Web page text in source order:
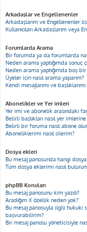
Arkadaşlar ve Engellenenler
Arkadaşlarım ve Engellenenler
Kullanıcıları Arkadaşlarım
Forumlarda Arama
Bir forumda ya da forumlarda
Neden arama yaptığımda sonuç
Neden arama yaptığımda boş bir
Üyeler için nasıl arama yaparım?
Kendi mesajlarımı ve
Abonelikler ve Yer imleri
Yer imi ve abonelik arasındaki
Belirli başlıkları nasıl yer
Belirli bir foruma nasıl abone
Aboneliklerimi nasıl silerim?
Dosya ekleri
Bu mesaj panosunda hangi
Tüm dosya eklerimi nasıl
phpBB Konuları
Bu mesaj panosunu kim yazdı?
Aradığım X özellik neden yok?
Bu mesaj panosuyla ilgili
başvurabilirim?
Bir mesaj panosu yöneticisiyle